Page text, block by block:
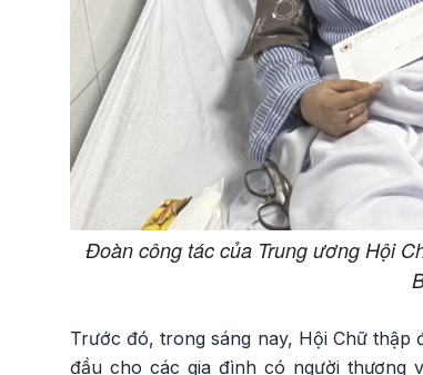
Đoàn công tác của Trung ương Hội
Trước đó, trong sáng nay, Hội Chữ thập
đầu cho các gia đình có người thương